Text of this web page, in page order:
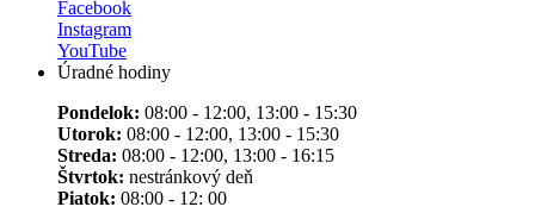
Facebook
Instagram
YouTube
Úradné hodiny
Pondelok: 08:00 - 12:00, 13:00 - 15:30
Utorok: 08:00 - 12:00, 13:00 - 15:30
Streda: 08:00 - 12:00, 13:00 - 16:15
Štvrtok: nestránkový deň
Piatok: 08:00 - 12: 00